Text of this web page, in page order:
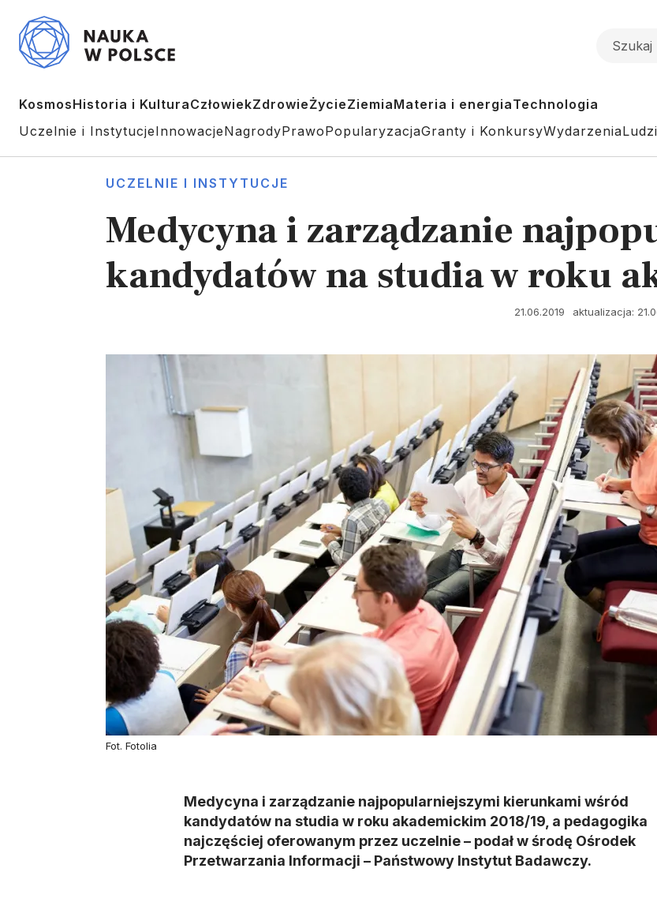
KosmosHistoria i KulturaCzłowiekZdrowieŻycieZiemiaMateria i energiaTechnologia
Uczelnie i InstytucjeInnowacjeNagrodyPrawoPopularyzacjaGranty i KonkursyWydarzenia
UCZELNIE I INSTYTUCJE
Medycyna i zarządzanie
kandydatów na studia w roku
21.06.2019 aktualizacja:
Fot. Fotolia
Medycyna i zarządzanie najpopularniejszymi kierunkami wśród
kandydatów na studia w roku akademickim 2018/19, a pedagogika
najczęściej oferowanym przez uczelnie – podał w środę Ośrodek
Przetwarzania Informacji – Państwowy Instytut Badawczy.